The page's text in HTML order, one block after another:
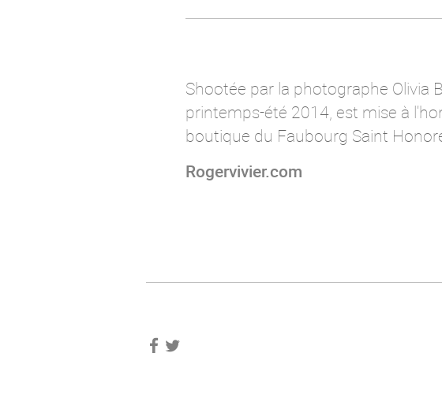
Shootée par la photographe Olivia
printemps-été 2014, est mise à
boutique du Faubourg Saint
Rogervivier.com